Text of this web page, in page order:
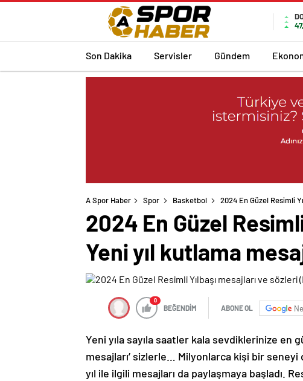
Son Dakika Servisler Gündem
A Spor Haber Spor Basketbol 2024 En Güzel Resimli
2024 En Güzel
Yeni yıl kutlama
0
BEĞENDİM ABONE OL
Yeni yıla sayıla saatler kala sevdiklerinize en
mesajları’ sizlerle… Milyonlarca kişi bir
yıl ile ilgili mesajları da paylaşmaya başladı.